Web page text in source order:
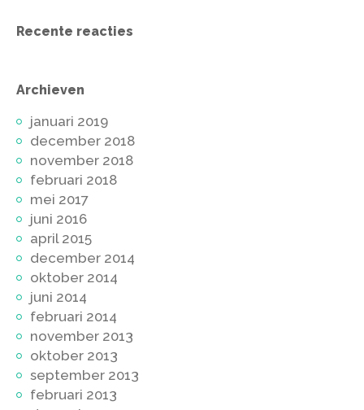
Recente reacties
Archieven
januari 2019
december 2018
november 2018
februari 2018
mei 2017
juni 2016
april 2015
december 2014
oktober 2014
juni 2014
februari 2014
november 2013
oktober 2013
september 2013
februari 2013